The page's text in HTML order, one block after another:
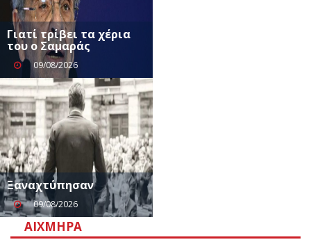
Γιατί τρίβει τα χέρια
του ο Σαμαράς
09/08/2026
Ξαναχτύπησαν
09/08/2026
ΑΙΧΜΗΡΆ